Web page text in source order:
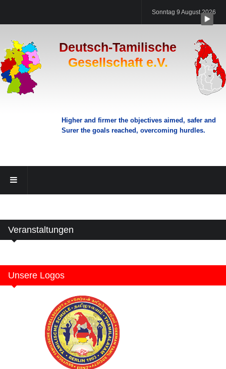
Sonntag 9 August 2026
Deutsch-Tamilische
Gesellschaft e.V.
Higher and firmer the objectives aimed, safer and
Surer the goals reached, overcoming hurdles.
Veranstaltungen
Unsere Logos